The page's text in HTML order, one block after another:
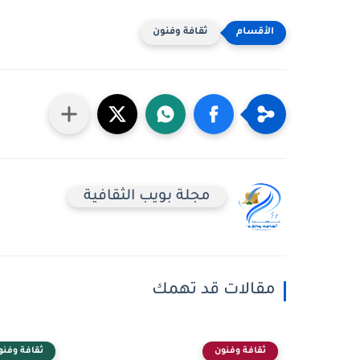
ثقافة وفنون
مجلة بويب الثقافية
مقالات قد تهمك
ثقافة وفنون ثقافة